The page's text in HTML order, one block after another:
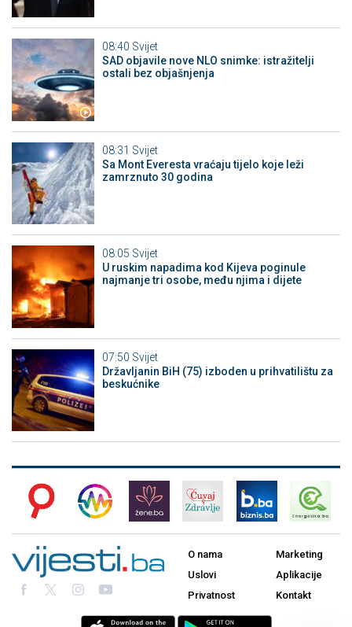
08:40 Svijet
SAD objavile nove NLO snimke: istražitelji
ostali bez objašnjenja
08:31 Svijet
Sa Mont Everesta vraćaju tijelo koje leži
zamrznuto 30 godina
08:05 Svijet
U ruskim napadima kod Kijeva poginule
najmanje tri osobe, među njima i dijete
07:50 Svijet
Državljanin BiH (75) izboden u prihvatilištu za
beskućnike
O nama
Uslovi
Privatnost
Marketing
Aplikacije
Kontakt